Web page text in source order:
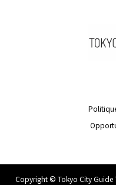
Copyright © Tokyo City Guide